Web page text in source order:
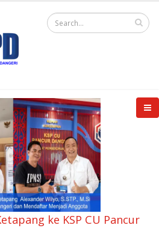
ke KSP CU Pancur